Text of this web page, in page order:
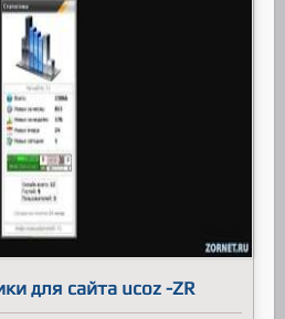
для сайта ucoz -ZR